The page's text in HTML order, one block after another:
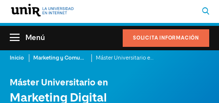
SOLICITA INFORMACIÓN
Menú
Inicio Marketing y Comunicación
Máster Universitario en
Marketing Digital